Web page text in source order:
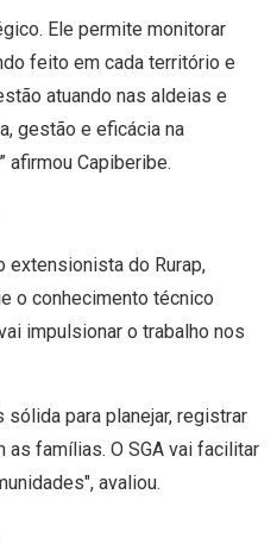
Ele permite monitorar
feito em cada território e
atuando nas aldeias e
gestão e eficácia na
afirmou Capiberibe.
extensionista do Rurap,
o conhecimento técnico
impulsionar o trabalho nos
sólida para planejar, registrar
as famílias. O SGA vai facilitar
avaliou.